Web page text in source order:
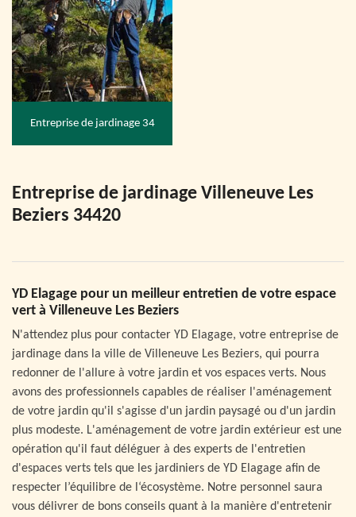
Entreprise de jardinage 34
Entreprise de jardinage Villeneuve Les
Beziers 34420
YD Elagage pour un meilleur entretien de votre espace
vert à Villeneuve Les Beziers
N'attendez plus pour contacter YD Elagage, votre entreprise de
jardinage dans la ville de Villeneuve Les Beziers, qui pourra
redonner de l'allure à votre jardin et vos espaces verts. Nous
avons des professionnels capables de réaliser l'aménagement
de votre jardin qu'il s'agisse d'un jardin paysagé ou d'un jardin
plus modeste. L'aménagement de votre jardin extérieur est une
opération qu'il faut déléguer à des experts de l'entretien
d'espaces verts tels que les jardiniers de YD Elagage afin de
respecter l’équilibre de l‘écosystème. Notre personnel saura
vous délivrer de bons conseils quant à la manière d'entretenir